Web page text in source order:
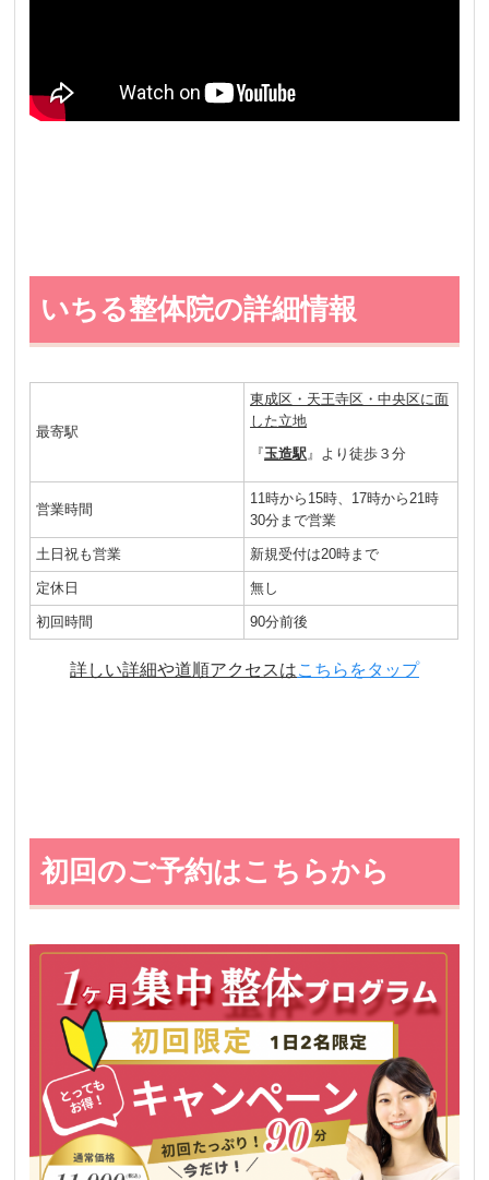
いちる整体院の詳細情報
最寄駅
東成区・天王寺区・中央区に面
した立地
『玉造駅 』より徒歩３分
営業時間
11時から15時、17時から21時
30分まで営業
土日祝も営業 新規受付は20時まで
定休日 無し
初回時間 90分前後
詳しい詳細や道順アクセスはこちらをタップ
初回のご予約はこちらから